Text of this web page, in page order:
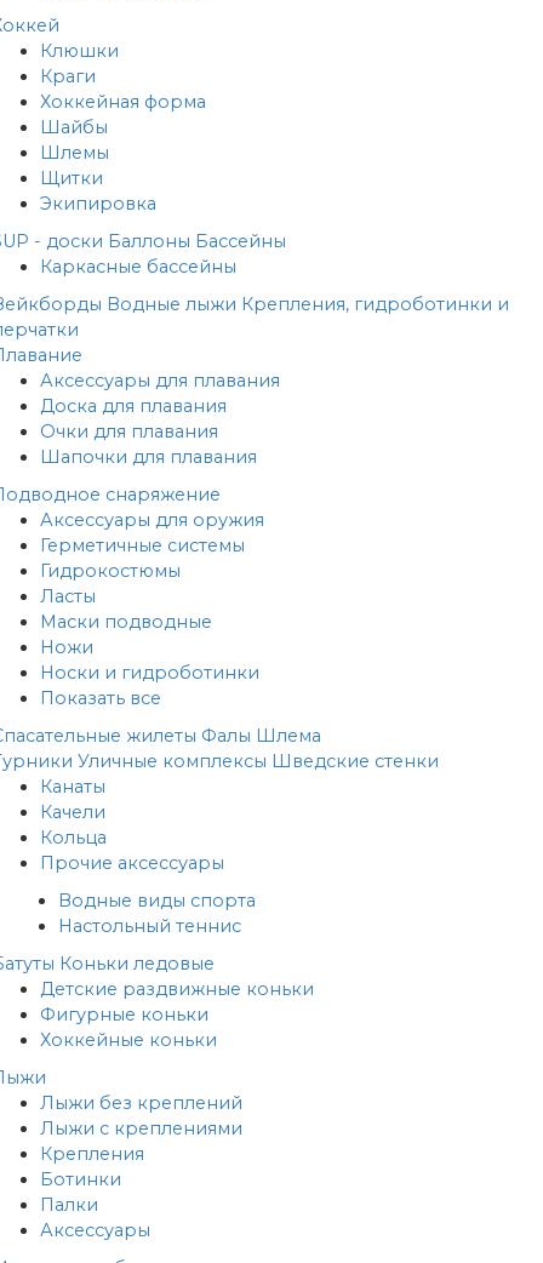
Клюшки
Краги
Хоккейная форма
Шайбы
Шлемы
Щитки
Экипировка
- доски Баллоны Бассейны
Каркасные бассейны
Водные лыжи Крепления, гидроботинки и
Аксессуары для плавания
Доска для плавания
Очки для плавания
Шапочки для плавания
снаряжение
Аксессуары для оружия
Герметичные системы
Гидрокостюмы
Ласты
Маски подводные
Ножи
Носки и гидроботинки
Показать все
жилеты Фалы Шлема
Уличные комплексы Шведские стенки
Канаты
Качели
Кольца
Прочие аксессуары
Водные виды спорта
Настольный теннис
Коньки ледовые
Детские раздвижные коньки
Фигурные коньки
Хоккейные коньки
Лыжи без креплений
Лыжи с креплениями
Крепления
Ботинки
Палки
Аксессуары